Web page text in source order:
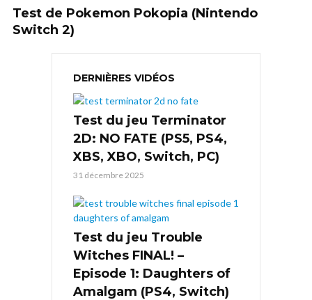
Test de Pokemon Pokopia (Nintendo
Switch 2)
DERNIÈRES VIDÉOS
Test du jeu Terminator
2D: NO FATE (PS5, PS4,
XBS, XBO, Switch, PC)
31 décembre 2025
Test du jeu Trouble
Witches FINAL! –
Episode 1: Daughters of
Amalgam (PS4, Switch)